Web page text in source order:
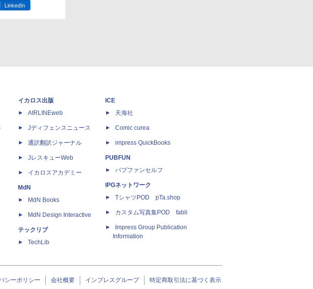
LinkedIn
イカロス出版
AIRLINEweb
Jディフェンスニュース
通訳翻訳ジャーナル
JレスキューWeb
イカロスアカデミー
MdN
MdN Books
MdN Design Interactive
テックリブ
TechLib
ICE
天海社
Comic curea
impress QuickBooks
PUBFUN
パブファンセルフ
IPGネットワーク
TシャツPOD pTa.shop
カスタム写真集POD fabli
Impress Group Publication
Information
シーポリシー 会社概要 インプレスグループ 特定商取引法に基づく表示